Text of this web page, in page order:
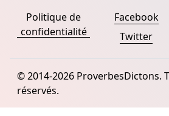
Politique de
confidentialité
Facebook
Twitter
© 2014-2026 ProverbesDictons.
réservés.